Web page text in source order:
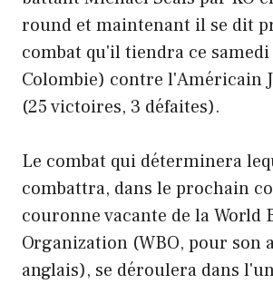
round et maintenant il se dit
combat qu'il tiendra ce
Colombie) contre l'Américain
(25 victoires, 3 défaites).
Le combat qui déterminera
combattra, dans le prochain
couronne vacante de la World
Organization (WBO, pour son
anglais), se déroulera dans